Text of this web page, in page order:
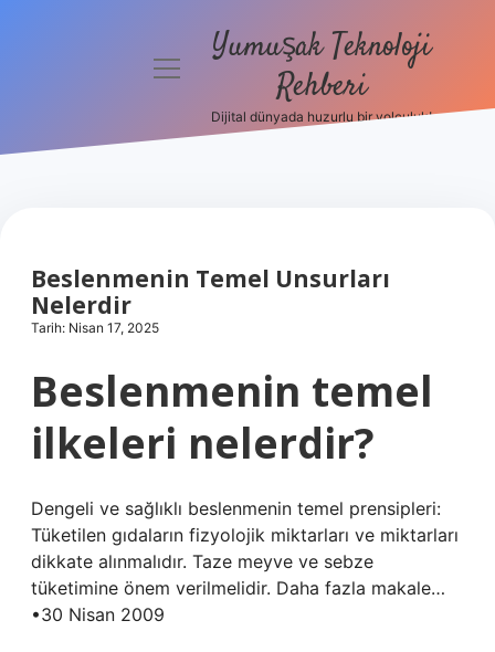
Hakkımızda
menüyüYumuşak Teknoloji
Rehberi
Dijital dünyada huzurlu bir yolculuk!
Beslenmenin Temel Unsurları
Nelerdir
Tarih: Nisan 17, 2025
Beslenmenin temel
ilkeleri nelerdir?
Dengeli ve sağlıklı beslenmenin temel prensipleri:
Tüketilen gıdaların fizyolojik miktarları ve miktarları
dikkate alınmalıdır. Taze meyve ve sebze
tüketimine önem verilmelidir. Daha fazla makale…
•30 Nisan 2009